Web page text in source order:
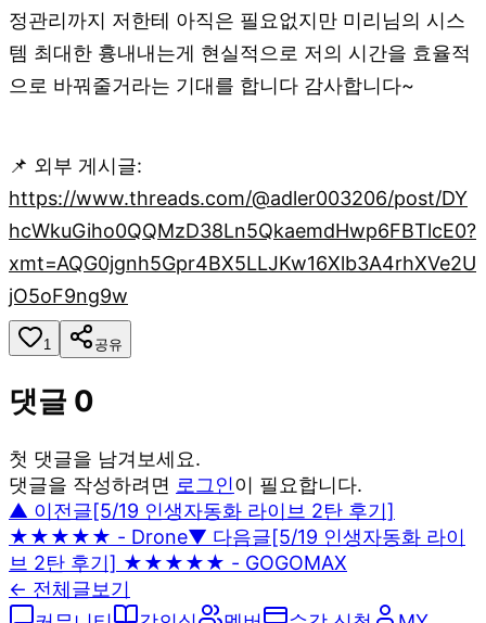
정관리까지 저한테 아직은 필요없지만 미리님의 시스
템 최대한 흉내내는게 현실적으로 저의 시간을 효율적
으로 바꿔줄거라는 기대를 합니다 감사합니다~
📌 외부 게시글:
https://www.threads.com/@adler003206/post/DY
hcWkuGiho0QQMzD38Ln5QkaemdHwp6FBTlcE0?
xmt=AQG0jgnh5Gpr4BX5LLJKw16Xlb3A4rhXVe2U
jO5oF9ng9w
1 공유
댓글 0
첫 댓글을 남겨보세요.
댓글을 작성하려면 로그인이 필요합니다.
▲ 이전글[5/19 인생자동화 라이브 2탄 후기]
★★★★★ - Drone▼ 다음글[5/19 인생자동화 라이
브 2탄 후기] ★★★★★ - GOGOMAX
← 전체글보기